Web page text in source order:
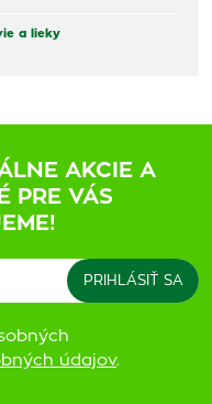
a lieky
AKCIE A
PRE VÁS
údajov.